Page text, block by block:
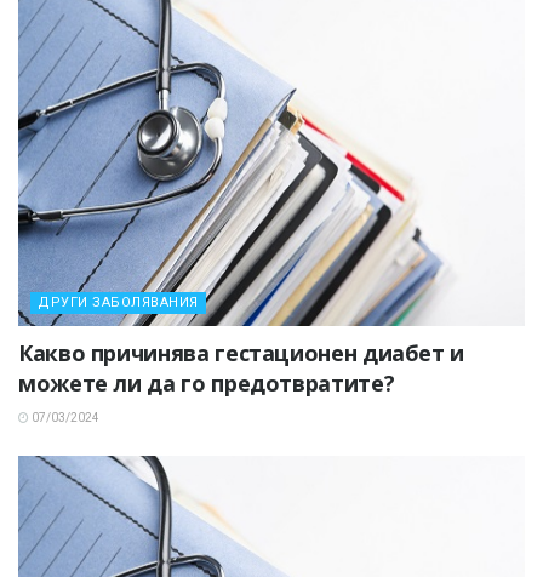
ДРУГИ ЗАБОЛЯВАНИЯ
Какво причинява гестационен диабет и
можете ли да го предотвратите?
07/03/2024